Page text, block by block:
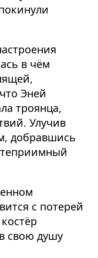
в чём
Эней
троянца,
Улучив
добравшись
с потерей
свою душу